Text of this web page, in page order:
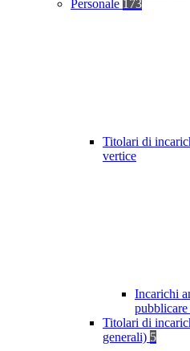
Personale 173
Titolari di
vertice
Incarichi
Titolari di
generali) 5